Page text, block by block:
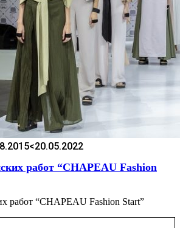
<20.05.2022
работ “CHAPEAU Fashion
работ “CHAPEAU Fashion Start”